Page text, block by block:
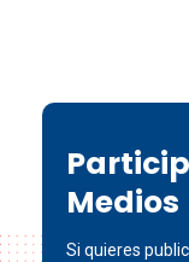
Medios
Si quieres